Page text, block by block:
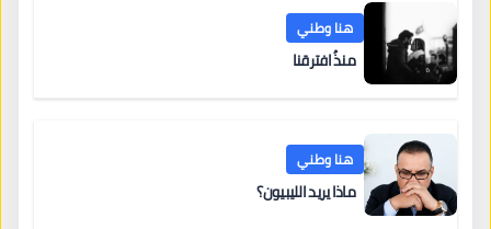
هنا وطني
منذُ افترقنا
هنا وطني
ماذا يريد الليبيون؟